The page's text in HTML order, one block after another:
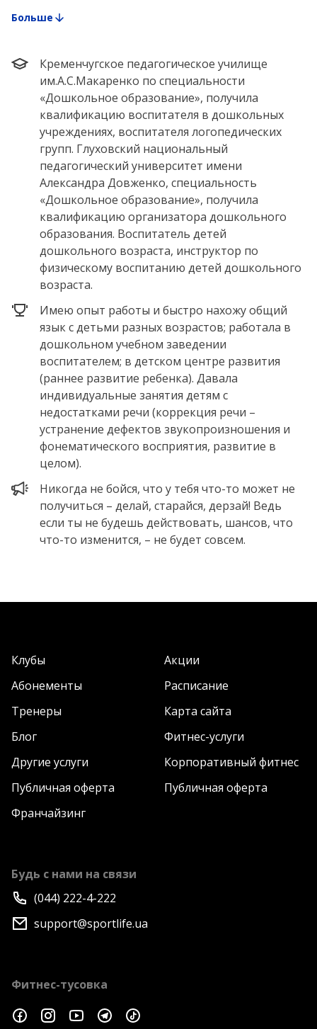
Больше
Кременчугское педагогическое училище
им.А.С.Макаренко по специальности
«Дошкольное образование», получила
квалификацию воспитателя в дошкольных
учреждениях, воспитателя логопедических
групп. Глуховский национальный
педагогический университет имени
Александра Довженко, специальность
«Дошкольное образование», получила
квалификацию организатора дошкольного
образования. Воспитатель детей
дошкольного возраста, инструктор по
физическому воспитанию детей дошкольного
возраста.
Имею опыт работы и быстро нахожу общий
язык с детьми разных возрастов; работала в
дошкольном учебном заведении
воспитателем; в детском центре развития
(раннее развитие ребенка). Давала
индивидуальные занятия детям с
недостатками речи (коррекция речи –
устранение дефектов звукопроизношения и
фонематического восприятия, развитие в
целом).
Никогда не бойся, что у тебя что-то может не
получиться – делай, старайся, дерзай! Ведь
если ты не будешь действовать, шансов, что
что-то изменится, – не будет совсем.
Клубы
Акции
Абонементы
Расписание
Тренеры
Карта сайта
Блог
Фитнес-услуги
Другие услуги
Корпоративный фитнес
Публичная оферта
Публичная оферта
Франчайзинг
Будь с нами на связи
(044) 222-4-222
support@sportlife.ua
Фитнес-тусовка